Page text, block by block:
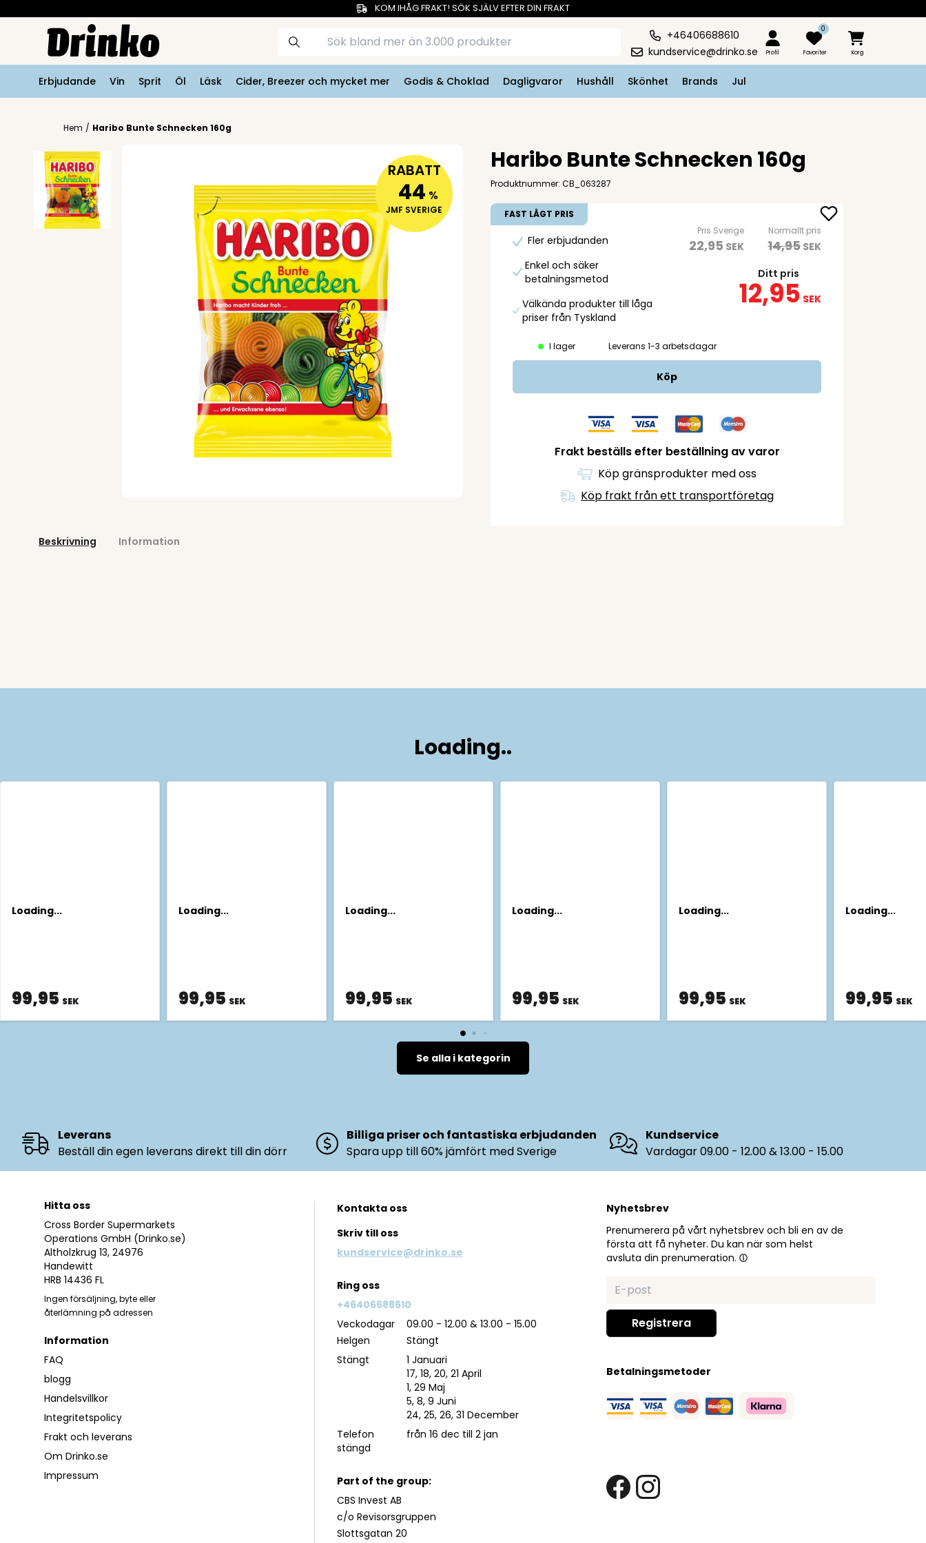
KOM IHÅG FRAKT! SÖK SJÄLV EFTER DIN FRAKT
+46406688610
kundservice@drinko.se
Profil
0
Favoriter Korg
Erbjudande Vin Sprit Öl Läsk Cider, Breezer och mycket mer Godis & Choklad Dagligvaror Hushåll Skönhet Brands Jul
Hem / Haribo Bunte Schnecken 160g
RABATT
44 %
JMF SVERIGE
Beskrivning Information
Haribo Bunte Schnecken 160g
Produktnummer: CB_063287
FAST LÅGT PRIS
Fler erbjudanden
Enkel och säker
betalningsmetod
Välkända produkter till låga
priser från Tyskland
Pris Sverige
22,95 SEK
Normallt pris
14,95 SEK
Ditt pris
12,95 SEK
I lager Leverans 1-3 arbetsdagar
Köp
Frakt beställs efter beställning av varor
Köp gränsprodukter med oss
Köp frakt från ett transportföretag
Loading..
Loading...
99,95 SEK
Loading...
99,95 SEK
Loading...
99,95 SEK
Loading...
99,95 SEK
Loading...
99,95 SEK
Loading...
99,95 SEK
Se alla i kategorin
Leverans
Beställ din egen leverans direkt till din dörr
Billiga priser och fantastiska erbjudanden
Spara upp till 60% jämfört med Sverige
Kundservice
Vardagar 09.00 - 12.00 & 13.00 - 15.00
Hitta oss
Cross Border Supermarkets
Operations GmbH (Drinko.se)
Altholzkrug 13, 24976
Handewitt
HRB 14436 FL
Ingen försäljning, byte eller
återlämning på adressen
Information
FAQ
blogg
Handelsvillkor
Integritetspolicy
Frakt och leverans
Om Drinko.se
Impressum
Kontakta oss
Skriv till oss
kundservice@drinko.se
Ring oss
+46406688610
Veckodagar
09.00 - 12.00 & 13.00 - 15.00
Helgen
Stängt
Stängt
Telefon
stängd
1 Januari
17, 18, 20, 21 April
1, 29 Maj
5, 8, 9 Juni
24, 25, 26, 31 December
från 16 dec till 2 jan
Part of the group:
CBS Invest AB
c/o Revisorsgruppen
Slottsgatan 20
Nyhetsbrev
Prenumerera på vårt nyhetsbrev och bli en av de
första att få nyheter. Du kan när som helst
avsluta din prenumeration.
Betalningsmetoder